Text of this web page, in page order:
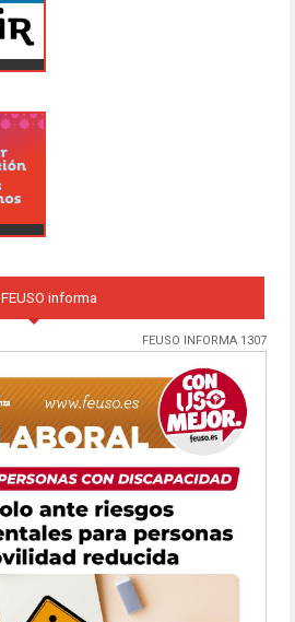
FEUSO informa
FEUSO INFORMA 1307